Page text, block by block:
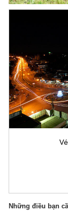
Những điều bạn